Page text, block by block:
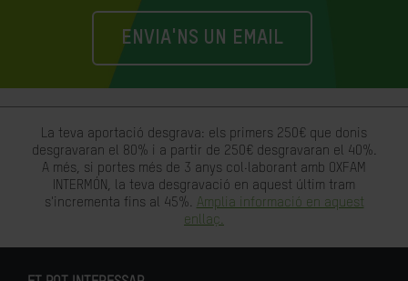
ENVIA'NS UN EMAIL
La teva aportació desgrava: els primers 250€ que donis
desgravaran el 80% i a partir de 250€ desgravaran el 40%.
A més, si portes més de 3 anys col·laborant amb OXFAM
INTERMÓN, la teva desgravació en aquest últim tram
s'incrementa fins al 45%. Amplia informació en aquest
enllaç.